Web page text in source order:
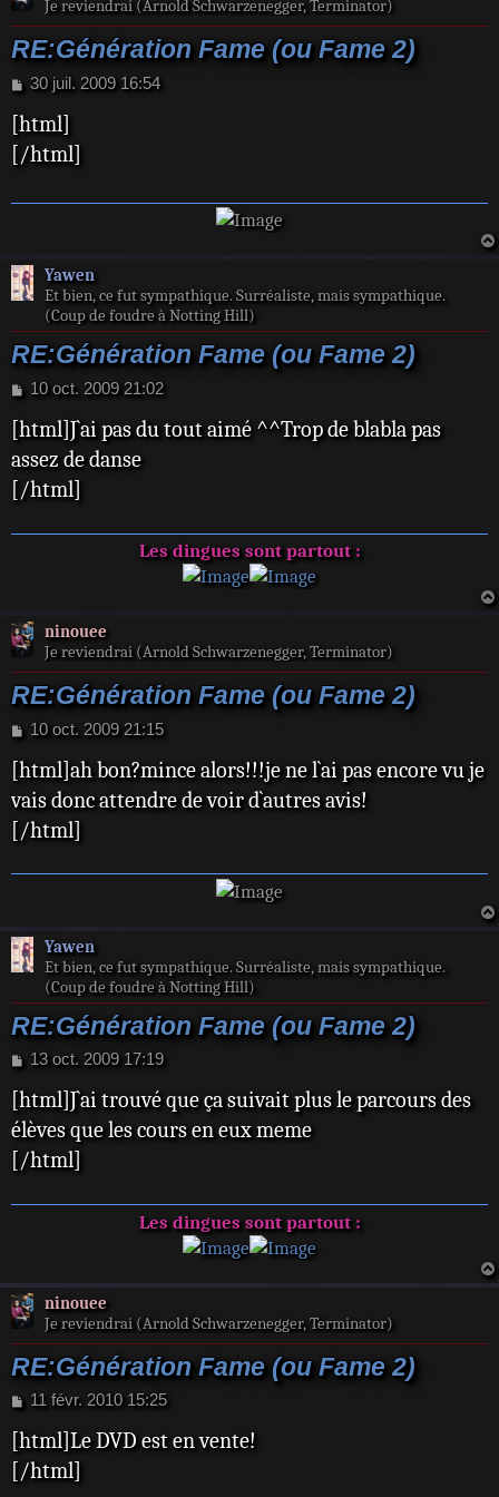
Je reviendrai (Arnold Schwarzenegger, Terminator)
RE:Génération Fame (ou Fame 2)
M
s
s
a
e
30 juil. 2009 16:54
[html]
[/html]
Yawen
Et bien, ce fut sympathique. Surréaliste, mais sympathique.
(Coup de foudre à Notting Hill)
RE:Génération Fame (ou Fame 2)
M
s
a
g
10 oct. 2009 21:02
[html]J`ai pas du tout aimé ^^Trop de blabla pas
assez de danse
[/html]
Les dingues sont partout :
ninouee
Je reviendrai (Arnold Schwarzenegger, Terminator)
RE:Génération Fame (ou Fame 2)
M
s
s
a
g
10 oct. 2009 21:15
[html]ah bon?mince alors!!!je ne l`ai pas encore vu je
vais donc attendre de voir d`autres avis!
[/html]
Yawen
Et bien, ce fut sympathique. Surréaliste, mais sympathique.
(Coup de foudre à Notting Hill)
RE:Génération Fame (ou Fame 2)
M
s
s
a
g
13 oct. 2009 17:19
[html]J`ai trouvé que ça suivait plus le parcours des
élèves que les cours en eux meme
[/html]
Les dingues sont partout :
ninouee
Je reviendrai (Arnold Schwarzenegger, Terminator)
RE:Génération Fame (ou Fame 2)
M
s
s
a
11 févr. 2010 15:25
[html]Le DVD est en vente!
[/html]